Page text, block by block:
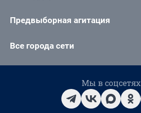
Предвыборная агитация
Все города сети
Мы в соцсетях